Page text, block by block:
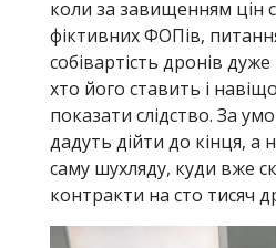
коли за завищенням цін
фіктивних ФОПів,
собівартість дронів
хто його ставить і
показати слідство. За
дадуть дійти до кінця, а
саму шухляду, куди вже
контракти на сто тисяч